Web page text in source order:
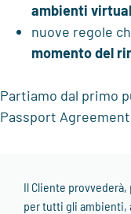
ambienti
nuove regole
momento del
Partiamo dal primo
Passport
Il Cliente
per tutti gli ambienti,